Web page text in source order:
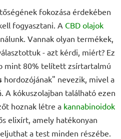
fokozása érdekében
fogyasztani. A CBD olajok
Vannak olyan termékek,
- azt kérdi, miért? Ez
mint 80% telített zsírtartalmú
hordozójának" nevezik, mivel a
A kókuszolajban található ezen
hoznak létre a kannabinoidok
elixírt, amely hatékonyan
a test minden részébe.